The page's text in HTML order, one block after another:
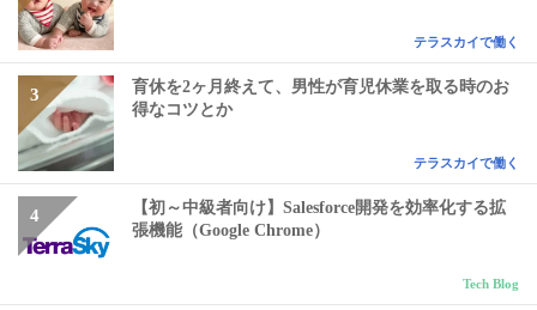
テラスカイで働く
育休を2ヶ月終えて、男性が育児休業を取る時のお
得なコツとか
テラスカイで働く
【初～中級者向け】Salesforce開発を効率化する拡
張機能（Google Chrome）
Tech Blog